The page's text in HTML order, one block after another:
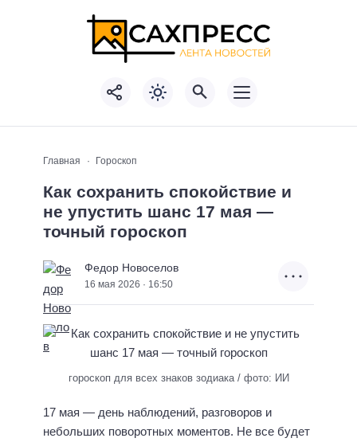
Главная Гороскоп
Как сохранить спокойствие и
не упустить шанс 17 мая —
точный гороскоп
Федор Новоселов
16 мая 2026 · 16:50
гороскоп для всех знаков зодиака / фото: ИИ
17 мая — день наблюдений, разговоров и
небольших поворотных моментов. Не все будет